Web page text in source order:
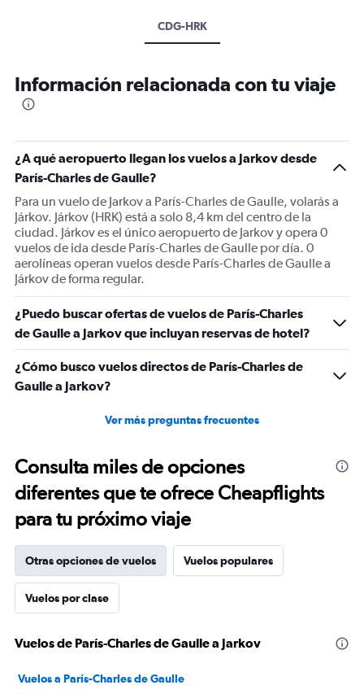
CDG-HRK
Información relacionada con tu viaje
¿A qué aeropuerto llegan los vuelos a Jarkov desde
París-Charles de Gaulle?
Para un vuelo de Jarkov a París-Charles de Gaulle, volarás a
Járkov. Járkov (HRK) está a solo 8,4 km del centro de la
ciudad. Járkov es el único aeropuerto de Jarkov y opera 0
vuelos de ida desde París-Charles de Gaulle por día. 0
aerolíneas operan vuelos desde París-Charles de Gaulle a
Járkov de forma regular.
¿Puedo buscar ofertas de vuelos de París-Charles
de Gaulle a Jarkov que incluyan reservas de hotel?
¿Cómo busco vuelos directos de París-Charles de
Gaulle a Jarkov?
Ver más preguntas frecuentes
Consulta miles de opciones
diferentes que te ofrece Cheapflights
para tu próximo viaje
Otras opciones de vuelos Vuelos populares
Vuelos por clase
Vuelos de París-Charles de Gaulle a Jarkov
Vuelos a París-Charles de Gaulle